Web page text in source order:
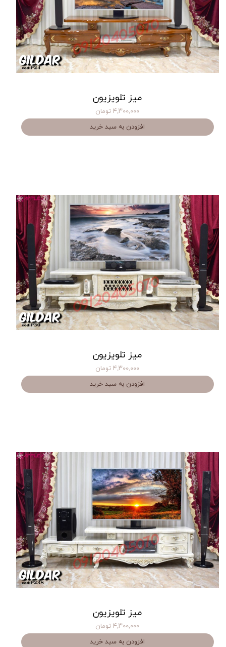
میز تلویزیون
۴,۳۰۰,۰۰۰ تومان
افزودن به سبد خرید
میز تلویزیون
۴,۳۰۰,۰۰۰ تومان
افزودن به سبد خرید
میز تلویزیون
۴,۳۰۰,۰۰۰ تومان
افزودن به سبد خرید